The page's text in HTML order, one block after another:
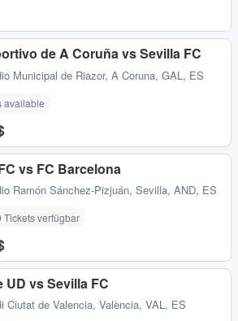
de A Coruña vs Sevilla FC
Municipal de Riazor, A Coruna, GAL, ES
available
vs FC Barcelona
Ramón Sánchez-Pizjuán, Sevilla, AND, ES
Tickets verfügbar
UD vs Sevilla FC
Ciutat de Valencia, València, VAL, ES